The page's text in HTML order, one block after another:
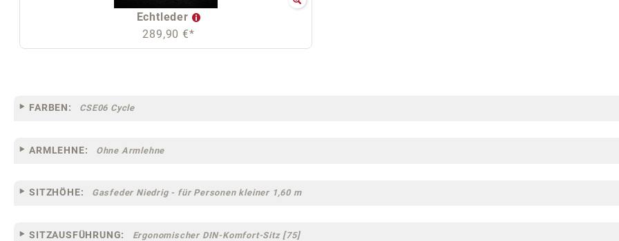
Echtleder
289,90 €*
FARBEN: CSE06 Cycle
ARMLEHNE: Ohne Armlehne
SITZHÖHE: Gasfeder Niedrig - für Personen kleiner 1,60 m
SITZAUSFÜHRUNG: Ergonomischer DIN-Komfort-Sitz [75]